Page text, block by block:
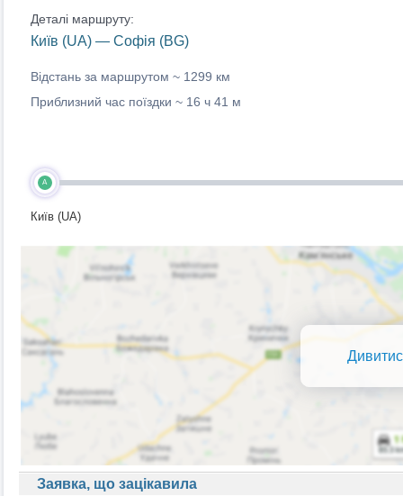
Деталі маршруту:
Київ (UA) — Софія (BG)
Відстань за маршрутом ~ 1299 км
Приблизний час поїздки ~ 16 ч 41 м
A
Київ (UA)
Заявка, що зацікавила